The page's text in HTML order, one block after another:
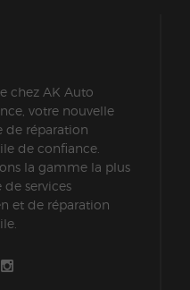
chez AK Auto
votre nouvelle
de réparation
de confiance.
la gamme la plus
services
et de réparation